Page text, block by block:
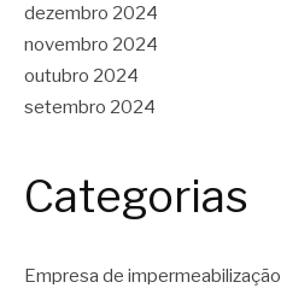
dezembro 2024
novembro 2024
outubro 2024
setembro 2024
Categorias
Empresa de impermeabilização